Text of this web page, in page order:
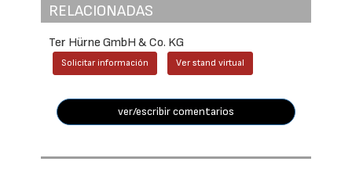
RELACIONADAS
Ter Hürne GmbH & Co. KG
Solicitar información Ver stand virtual
ver/escribir comentarios